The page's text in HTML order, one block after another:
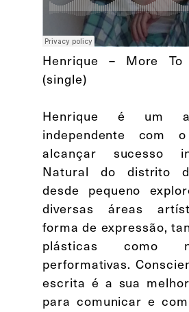
Henrique – More To
(single)
Henrique é um
independente com
alcançar sucesso
Natural do distrito
desde pequeno
diversas áreas
forma de expressão,
plásticas como
performativas.
escrita é a sua
para comunicar e